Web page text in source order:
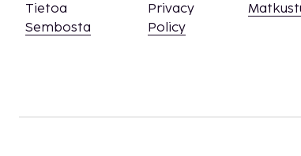
Tietoa
Sembosta
Privacy
Policy